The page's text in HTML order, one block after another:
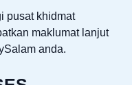
pusat khidmat
maklumat lanjut
anda.